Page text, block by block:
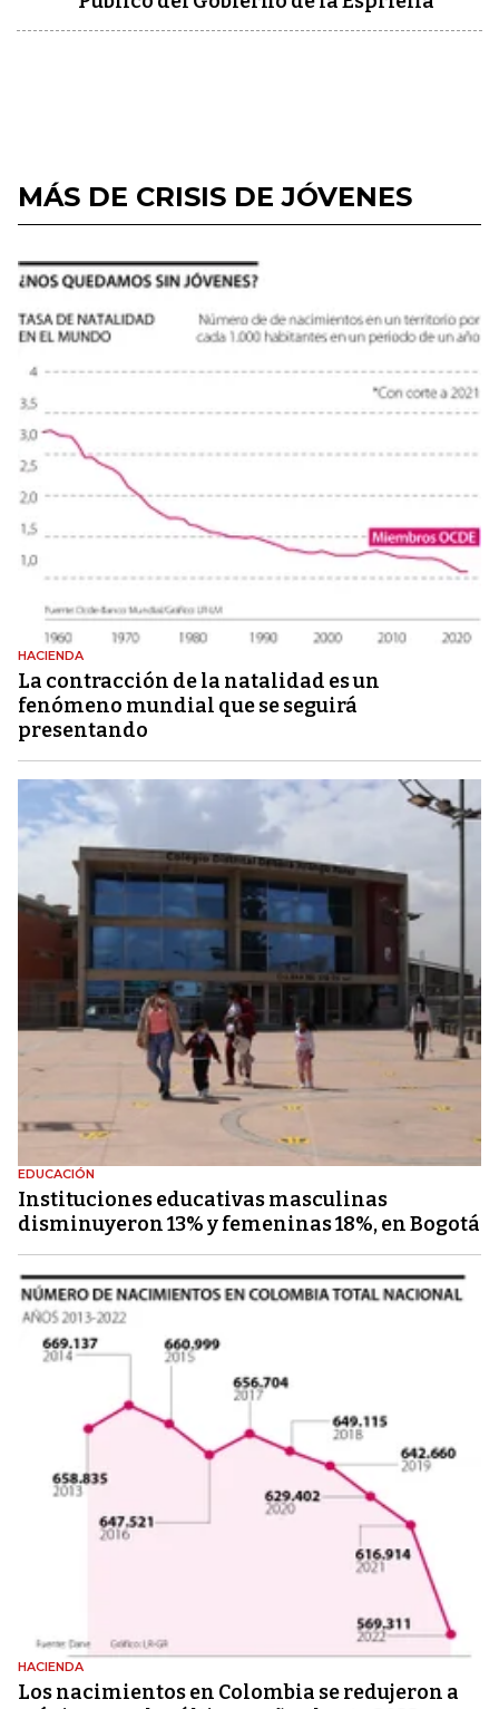
MÁS DE CRISIS DE JÓVENES
HACIENDA
La contracción de la natalidad es un
fenómeno mundial que se seguirá
presentando
EDUCACIÓN
Instituciones educativas masculinas
disminuyeron 13% y femeninas 18%, en Bogotá
HACIENDA
Los nacimientos en Colombia se redujeron a